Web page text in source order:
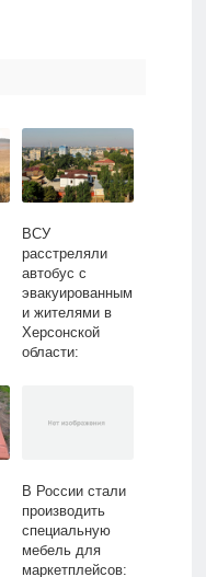
ВСУ
расстреляли
автобус с
эвакуированным
и жителями в
Херсонской
области:
В России стали
производить
специальную
мебель для
маркетплейсов: